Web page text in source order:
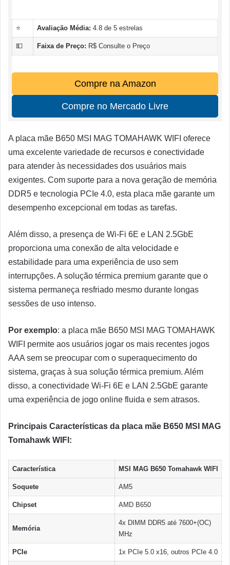
⭐ Avaliação Média: 4.8 de 5 estrelas
💵 Faixa de Preço: R$ Consulte o Preço
Compre na Amazon
Compre no Mercado Livre
A placa mãe B650 MSI MAG TOMAHAWK WIFI oferece
uma excelente variedade de recursos e conectividade
para atender às necessidades dos usuários mais
exigentes. Com suporte para a nova geração de memória
DDR5 e tecnologia PCIe 4.0, esta placa mãe garante um
desempenho excepcional em todas as tarefas.
Além disso, a presença de Wi-Fi 6E e LAN 2.5GbE
proporciona uma conexão de alta velocidade e
estabilidade para uma experiência de uso sem
interrupções. A solução térmica premium garante que o
sistema permaneça resfriado mesmo durante longas
sessões de uso intenso.
Por exemplo: a placa mãe B650 MSI MAG TOMAHAWK
WIFI permite aos usuários jogar os mais recentes jogos
AAA sem se preocupar com o superaquecimento do
sistema, graças à sua solução térmica premium. Além
disso, a conectividade Wi-Fi 6E e LAN 2.5GbE garante
uma experiência de jogo online fluida e sem atrasos.
Principais Características da placa mãe B650 MSI MAG
Tomahawk WIFI:
Característica MSI MAG B650 Tomahawk WIFI
Soquete AM5
Chipset AMD B650
Memória
4x DIMM DDR5 até 7600+(OC)
MHz
PCIe 1x PCIe 5.0 x16, outros PCIe 4.0